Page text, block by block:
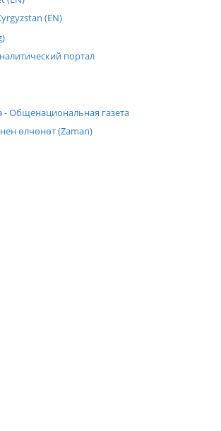
(EN)
портал
- Общенациональная газета
өлчөнөт (Zaman)